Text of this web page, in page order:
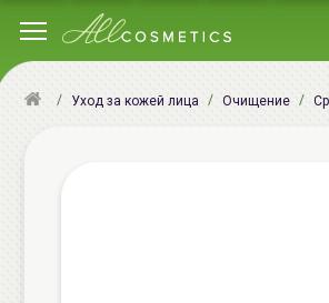
Уход за кожей лица Очищение